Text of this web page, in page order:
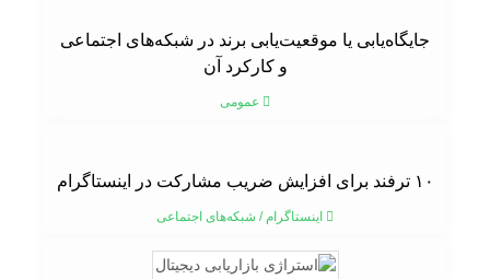
جایگاه‌یابی یا موقعیت‌یابی برند در شبکه‌های اجتماعی
و کارکرد آن
عمومی
۱۰ ترفند برای افزایش ضریب مشارکت در اینستاگرام
اینستاگرام/شبکه‌های اجتماعی